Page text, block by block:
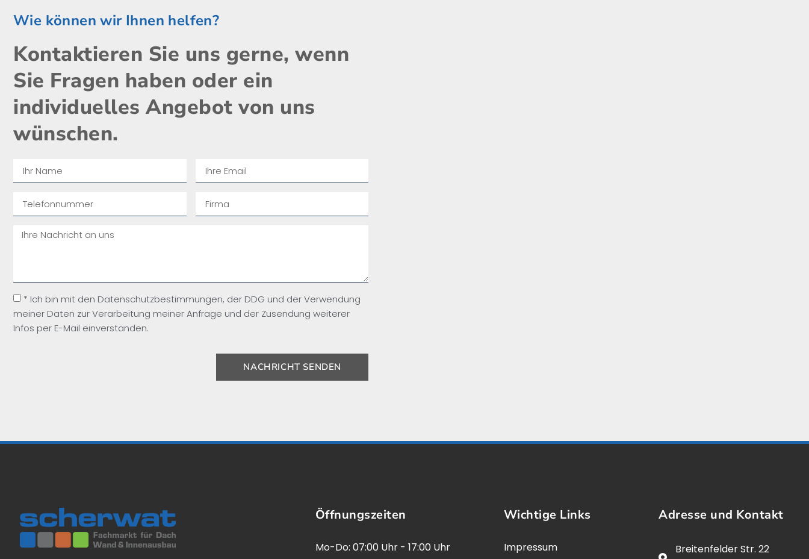
Wie können wir Ihnen helfen?
Kontaktieren Sie uns gerne, wenn
Sie Fragen haben oder ein
individuelles Angebot von uns
wünschen.​
* Ich bin mit den Datenschutzbestimmungen, der DDG und der Verwendung
meiner Daten zur Verarbeitung meiner Anfrage und der Zusendung weiterer
Infos per E-Mail einverstanden.
NACHRICHT SENDEN
Öffnungszeiten
Mo-Do: 07:00 Uhr - 17:00 Uhr
Wichtige Links
Impressum
Adresse und Kontakt
Breitenfelder Str. 22